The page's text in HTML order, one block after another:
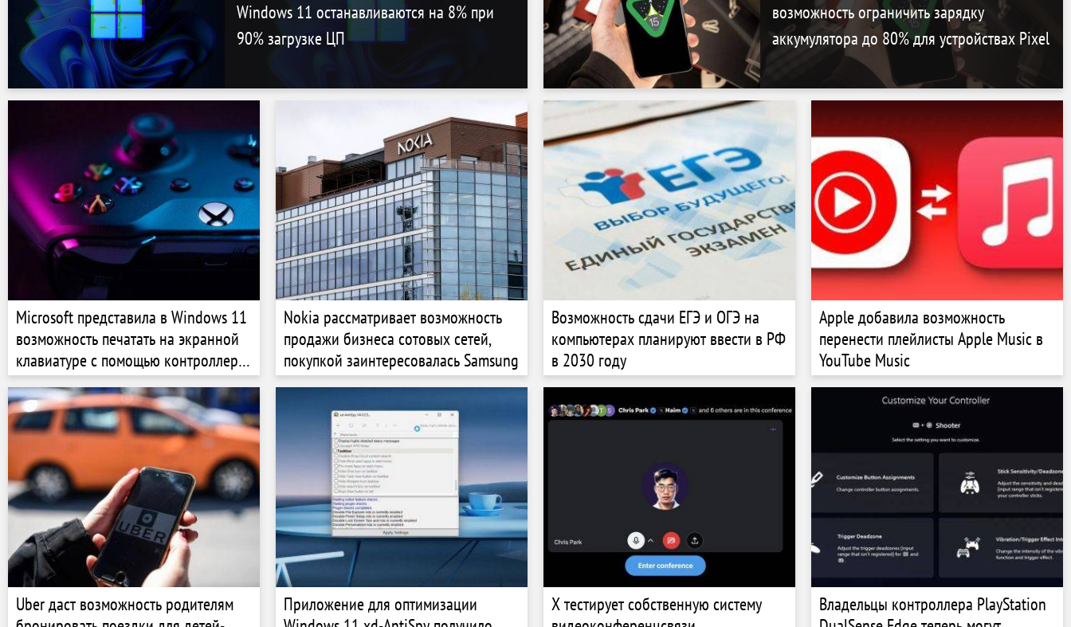
Windows 11 останавливаются на 8% при
90% загрузке ЦП
возможность ограничить зарядку
аккумулятора до 80% для устройствах Pixel
Microsoft представила в Windows 11
возможность печатать на экранной
клавиатуре с помощью контроллера
Xbox
Nokia рассматривает возможность
продажи бизнеса сотовых сетей,
покупкой заинтересовалась Samsung
Возможность сдачи ЕГЭ и ОГЭ на
компьютерах планируют ввести в РФ
в 2030 году
Apple добавила возможность
перенести плейлисты Apple Music в
YouTube Music
Uber даст возможность родителям
Приложение для оптимизации
X тестирует собственную систему
Владельцы контроллера PlayStation